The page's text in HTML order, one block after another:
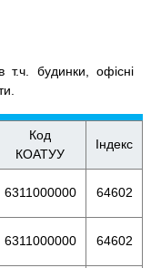
т.ч. будинки, офісні
Код
КОАТУУ
Індекс
6311000000 64602
6311000000 64602